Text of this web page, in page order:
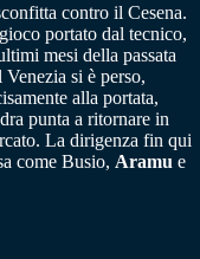
contro il Cesena.
portato dal tecnico,
mesi della passata
si è perso,
alla portata,
punta a ritornare in
La dirigenza fin qui
come Busio, Aramu e